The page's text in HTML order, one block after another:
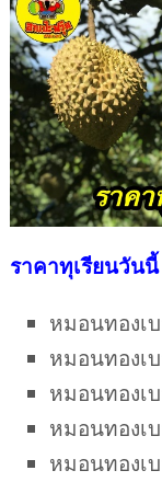
ราคาทุเรียนวันนี้
หมอนทองเ
หมอนทองเ
หมอนทองเ
หมอนทองเ
หมอนทองเ